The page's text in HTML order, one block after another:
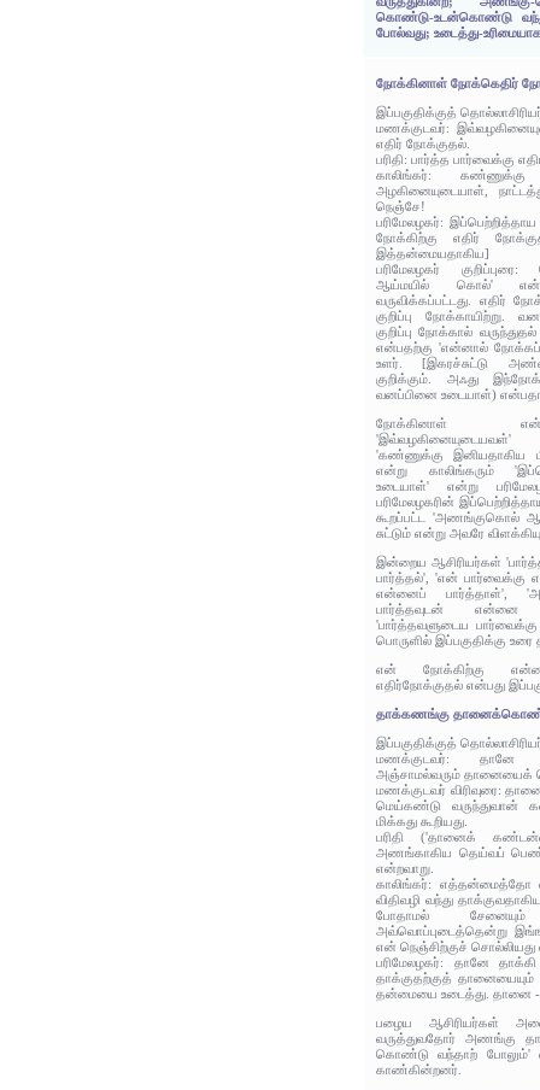
கொண்டு-உடன்கொண்டு
போல்வது; உடைத்து-
நோக்கினாள் நோக்கெதிர்
இப்பகுதிக்குத்
மணக்குடவர்:
எதிர் நோக்குதல்.
பரிதி: பார்த்த பார்வைக்கு
காலிங்கர்:
அழகினையுடையாள்,
நெஞ்சே!
பரிமேலழகர்:
நோக்கிற்கு எதிர்
இத்தன்மையதாகிய]
பரிமேலழகர்
ஆய்மயில் கொல்'
வருவிக்கப்பட்டது. எதிர்
குறிப்பு நோக்காயிற்று.
குறிப்பு நோக்கால்
என்பதற்கு 'என்னால்
உளர். [இகரச்சுட்டு
குறிக்கும். அஃது
வனப்பினை உடையாள்)
நோக்கினாள்
'இவ்வழகினையுடையவள்'
'கண்ணுக்கு இனியதாகிய
என்று காலிங்கரும்
உடையாள்' என்று
பரிமேலழகரின்
கூறப்பட்ட 'அணங்குகொல்
சுட்டும் என்று அவரே
இன்றைய ஆசிரியர்கள்
பார்த்தல்', 'என் பார்வைக்கு
என்னைப் பார்த்தாள்',
பார்த்தவுடன் என்னை
'பார்த்தவளுடைய
பொருளில் இப்பகுதிக்கு
என் நோக்கிற்கு
எதிர்நோக்குதல் என்பது
தாக்கணங்கு தானைக்கொண்
இப்பகுதிக்குத்
மணக்குடவர்: தானே
அஞ்சாமல்வரும் தானையைக்
மணக்குடவர் விரிவுரை:
மெய்கண்டு
மிக்கது கூறியது.
பரிதி ('தானைக்
அணங்காகிய தெய்வப்
என்றவாறு.
காலிங்கர்: எத்தன்மைத்தோ
விதிவழி வந்து
போதாமல்
அவ்வொப்புடைத்தென்று
என் நெஞ்சிற்குச் சொல்லியது
பரிமேலழகர்: தானே
தாக்குதற்குத்
தன்மையை உடைத்து. தானை
பழைய ஆசிரியர்கள்
வருத்துவதோர் அணங்கு
கொண்டு வந்தாற் போலும்'
காண்கின்றனர்.